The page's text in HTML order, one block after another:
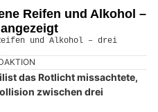
Reifen und Alkohol –
das Rotlicht missachtete,
zwischen drei